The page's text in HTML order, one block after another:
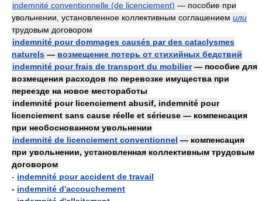
indemnité conventionnelle (de licenciement) — пособие при
увольнении, установленное коллективным соглашением или
трудовым договором
indemnité pour dommages causés par des cataclysmes
naturels — возмещение потерь от стихийных бедствий
indemnité pour frais de transport du mobilier— пособие для
возмещения расходов по перевозке имущества при
переезде на новое местоработы
indemnité pour licenciement abusif, indemnité pour
licenciement sans cause réelle et sérieuse — компенсация
при необоснованном увольнении
indemnité de licenciement conventionnel — компенсация
при увольнении, установленная коллективным трудовым
договором
- indemnité pour accident de travail
- indemnité d'accouchement